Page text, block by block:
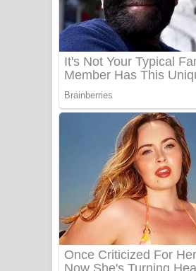
- මතක අලුතින් ලියන්න
Sandak Awith Song
ගීතයේ පද පෙළ
Swetha Sande Song
සඳේ ගීතයේ පද පෙළ
Ma Igili Giya Lyrics -
ගීතයේ පද පෙළ
Ras Balan Song
ගීතයේ පද පෙළ